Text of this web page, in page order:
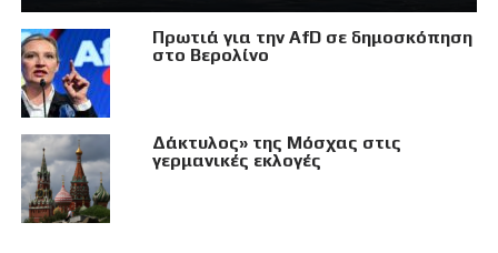
Πρωτιά για την AfD σε δημοσκόπηση
στο Βερολίνο
Δάκτυλος» της Μόσχας στις
γερμανικές εκλογές